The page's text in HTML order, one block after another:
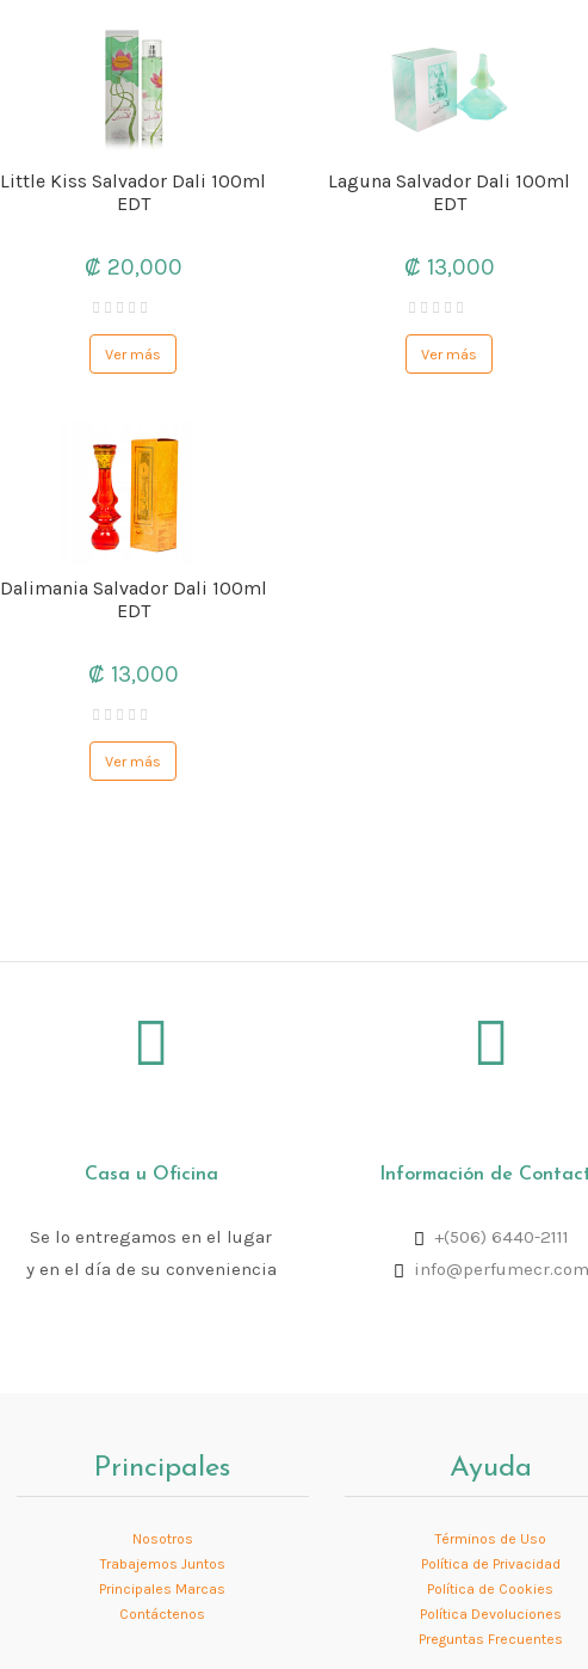
Little Kiss Salvador Dali 100ml
EDT
₡ 20,000
Ver más
Laguna Salvador Dali 100ml
EDT
₡ 13,000
Ver más
Dalimania Salvador Dali 100ml
EDT
₡ 13,000
Ver más
Casa u Oficina
Se lo entregamos en el lugar
y en el día de su conveniencia
Información de
+(506) 6440-2111
info@perfumecr.com
Principales
Nosotros
Trabajemos Juntos
Principales Marcas
Contáctenos
Ayuda
Términos de Uso
Política de Privacidad
Política de Cookies
Política Devoluciones
Preguntas Frecuentes